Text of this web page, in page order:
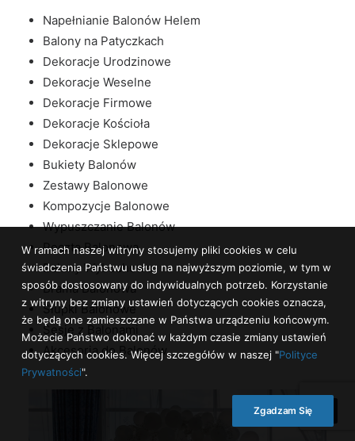
Napełnianie Balonów Helem
Balony na Patyczkach
Dekoracje Urodzinowe
Dekoracje Weselne
Dekoracje Firmowe
Dekoracje Kościoła
Dekoracje Sklepowe
Bukiety Balonów
Zestawy Balonowe
Kompozycje Balonowe
Wypuszczanie Balonów
Poczta Balonowa
Balony Wybuchowe
Brama Balonowa
Słupki Balonowe
Sesje z Balonami
Akcesoria do Balonów
W ramach naszej witryny stosujemy pliki cookies w celu
świadczenia Państwu usług na najwyższym poziomie, w tym w
sposób dostosowany do indywidualnych potrzeb. Korzystanie
z witryny bez zmiany ustawień dotyczących cookies oznacza,
że będą one zamieszczane w Państwa urządzeniu końcowym.
Możecie Państwo dokonać w każdym czasie zmiany ustawień
dotyczących cookies. Więcej szczegółów w naszej "Polityce
Prywatności".
Zgadzam Się